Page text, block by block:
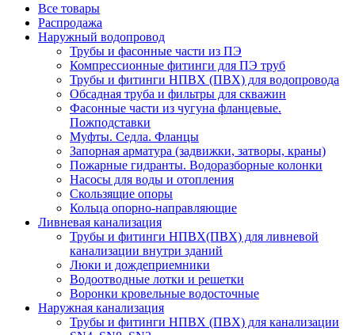
Все товары
Распродажа
Наружный водопровод
Трубы и фасонные части из ПЭ
Компрессионные фитинги для ПЭ труб
Трубы и фитинги НПВХ (ПВХ) для водопровода
Обсадная труба и фильтры для скважин
Фасонные части из чугуна фланцевые.
Пожподставки
Муфты. Седла. Фланцы
Запорная арматура (задвижки, затворы, краны)
Пожарные гидранты. Водоразборные колонки
Насосы для воды и отопления
Скользящие опоры
Кольца опорно-направляющие
Ливневая канализация
Трубы и фитинги НПВХ(ПВХ) для ливневой
канализации внутри зданий
Люки и дождеприемники
Водоотводные лотки и решетки
Воронки кровельные водосточные
Наружная канализация
Трубы и фитинги НПВХ (ПВХ) для канализации